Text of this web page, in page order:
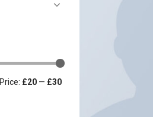
Price: £20 — £30